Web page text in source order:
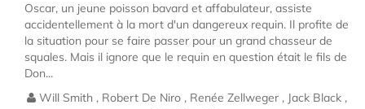
Oscar, un jeune poisson bavard et affabulateur, assiste
accidentellement à la mort d'un dangereux requin. Il profite de
la situation pour se faire passer pour un grand chasseur de
squales. Mais il ignore que le requin en question était le fils de
Don...
Will Smith , Robert De Niro , Renée Zellweger , Jack Black ,